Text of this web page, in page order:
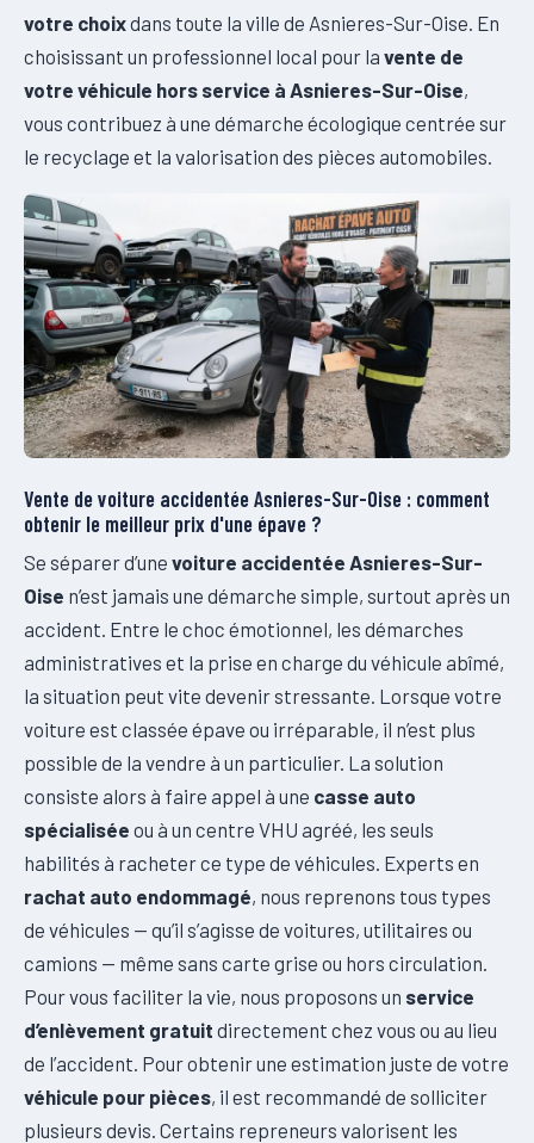
votre choixdans toute la ville de Asnieres-Sur-Oise. En
choisissant un professionnel local pour la vente de
votre véhicule hors service à Asnieres-Sur-Oise,
vous contribuez à une démarche écologique centrée sur
le recyclage et la valorisation des pièces automobiles.
Vente de voiture accidentée Asnieres-Sur-Oise : comment
obtenir le meilleur prix d'une épave ?
Se séparer d’une voiture accidentée Asnieres-Sur-
Oise n’est jamais une démarche simple, surtout après un
accident. Entre le choc émotionnel, les démarches
administratives et la prise en charge du véhicule abîmé,
la situation peut vite devenir stressante. Lorsque votre
voiture est classée épave ou irréparable, il n’est plus
possible de la vendre à un particulier. La solution
consiste alors à faire appel à une casse auto
spécialisée ou à un centre VHU agréé, les seuls
habilités à racheter ce type de véhicules. Experts en
rachat auto endommagé, nous reprenons tous types
de véhicules — qu’il s’agisse de voitures, utilitaires ou
camions — même sans carte grise ou hors circulation.
Pour vous faciliter la vie, nous proposons un service
d’enlèvement gratuit directement chez vous ou au lieu
de l’accident. Pour obtenir une estimation juste de votre
véhicule pour pièces, il est recommandé de solliciter
plusieurs devis. Certains repreneurs valorisent les